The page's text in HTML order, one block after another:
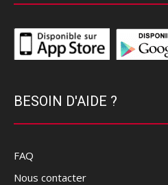
BESOIN D'AIDE ?
FAQ
Nous contacter